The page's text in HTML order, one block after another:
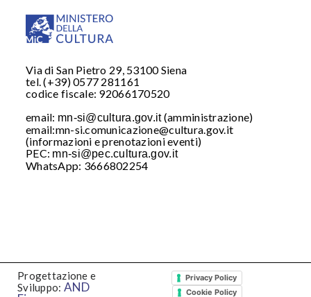
Via di San Pietro 29, 53100 Siena
tel. (+39) 0577 281161
codice fiscale: 92066170520
email: mn-si@cultura.gov.it(amministrazione)
email:mn-si.comunicazione@cultura.gov.it
(informazioni e prenotazioni eventi)
PEC: mn-si@pec.cultura.gov.it
WhatsApp: 3666802254
Progettazione e
Sviluppo: AND
Privacy Policy
Cookie Policy